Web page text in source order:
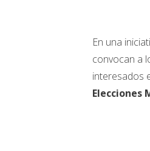
En una
convocan a
interesados
Elecciones